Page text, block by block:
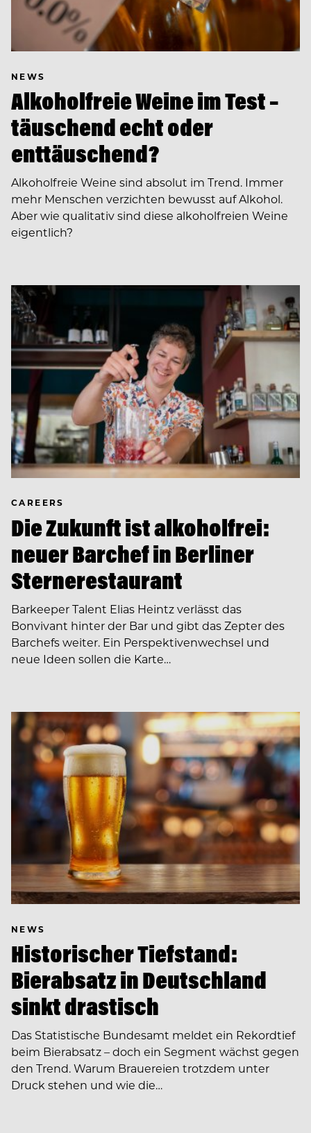
NEWS
Alkoholfreie Weine im Test –
täuschend echt oder
enttäuschend?
Alkoholfreie Weine sind absolut im Trend. Immer
mehr Menschen verzichten bewusst auf Alkohol.
Aber wie qualitativ sind diese alkoholfreien Weine
eigentlich?
CAREERS
Die Zukunft ist alkoholfrei:
neuer Barchef in Berliner
Sternerestaurant
Barkeeper Talent Elias Heintz verlässt das
Bonvivant hinter der Bar und gibt das Zepter des
Barchefs weiter. Ein Perspektivenwechsel und
neue Ideen sollen die Karte…
NEWS
Historischer Tiefstand:
Bierabsatz in Deutschland
sinkt drastisch
Das Statistische Bundesamt meldet ein Rekordtief
beim Bierabsatz – doch ein Segment wächst gegen
den Trend. Warum Brauereien trotzdem unter
Druck stehen und wie die…